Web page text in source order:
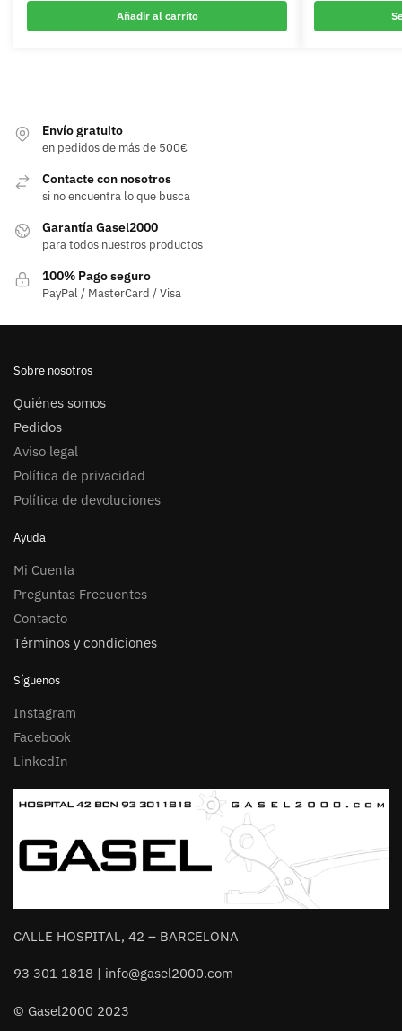
Añadir al carrito
Envío gratuito
en pedidos de más de 500€
Contacte con nosotros
si no encuentra lo que busca
Garantía Gasel2000
para todos nuestros productos
100% Pago seguro
PayPal / MasterCard / Visa
Sobre nosotros
Quiénes somos
Pedidos
Aviso legal
Política de privacidad
Política de devoluciones
Ayuda
Mi Cuenta
Preguntas Frecuentes
Contacto
Términos y condiciones
Síguenos
Instagram
Facebook
LinkedIn
CALLE HOSPITAL, 42 – BARCELONA
93 301 1818 | info@gasel2000.com
© Gasel2000 2023